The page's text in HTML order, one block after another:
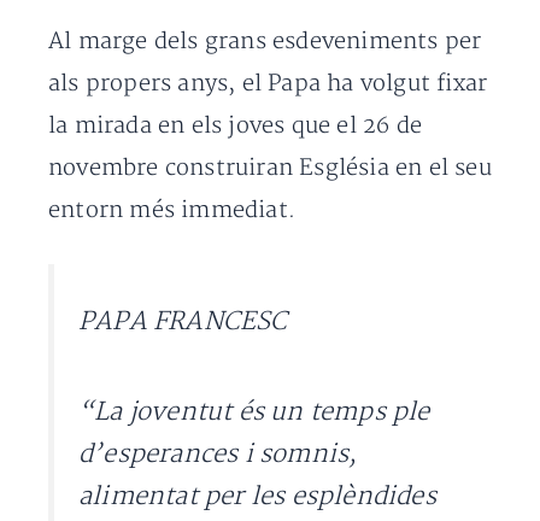
Al marge dels grans esdeveniments per
als propers anys, el Papa ha volgut fixar
la mirada en els joves que el 26 de
novembre construiran Església en el seu
entorn més immediat.
PAPA FRANCESC
“La joventut és un temps ple
d’esperances i somnis,
alimentat per les esplèndides